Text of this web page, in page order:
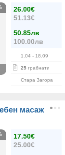
26.00€
51.13€
50.85лв
100.00лв
1.04 - 18.09
25 грабнати
Стара Загора
масаж
17.50€
25.00€